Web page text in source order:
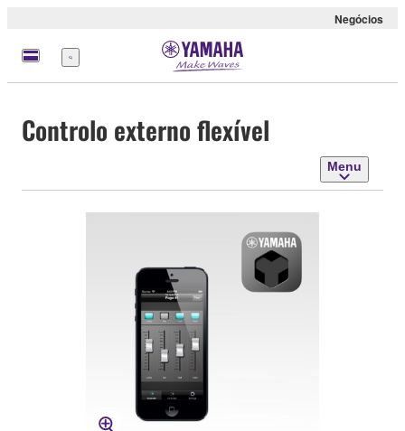
Negócios
Menu
Controlo externo flexível
Menu